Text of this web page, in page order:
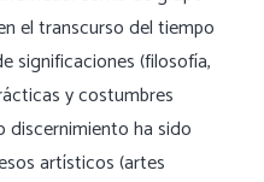
el transcurso del tiempo
significaciones (filosofía,
y costumbres
discernimiento ha sido
artísticos (artes